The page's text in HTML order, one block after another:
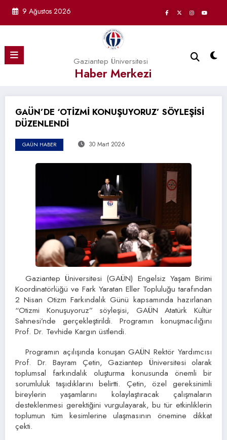
9 Ağustos 2026
Gaziantep Üniversitesi
Haber Merkezi
GAÜN’DE ‘OTİZMİ KONUŞUYORUZ’ SÖYLEŞİSİ
DÜZENLENDİ
GAÜN HABER 30 Mart 2026
Gaziantep Üniversitesi (GAÜN) Engelsiz Yaşam Birimi
Koordinatörlüğü ve Fark Yaratan Eller Topluluğu tarafından
2 Nisan Otizm Farkındalık Günü kapsamında hazırlanan
“Otizmi Konuşuyoruz” söyleşisi, GAÜN Atatürk Kültür
Sahnesi’nde gerçekleştirildi. Programın konuşmacılığını
Prof. Dr. Tevhide Kargın üstlendi.
Programın açılışında konuşan GAÜN Rektör Yardımcısı
Prof. Dr. Bayram Çetin, Gaziantep Üniversitesi olarak
toplumsal farkındalık oluşturma konusunda önemli bir
sorumluluk taşıdıklarını belirtti. Çetin, özel gereksinimli
bireylerin yaşamlarını kolaylaştıracak çalışmaların
desteklenmesi gerektiğini vurgulayarak, bu tür etkinliklerin
toplumun tüm kesimlerine ulaşmasının önemine dikkat
çekti.